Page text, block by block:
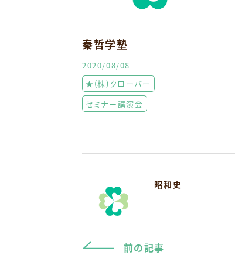
秦哲学塾
2020/08/08
★(株)クローバー
セミナー講演会
昭和史
前の記事